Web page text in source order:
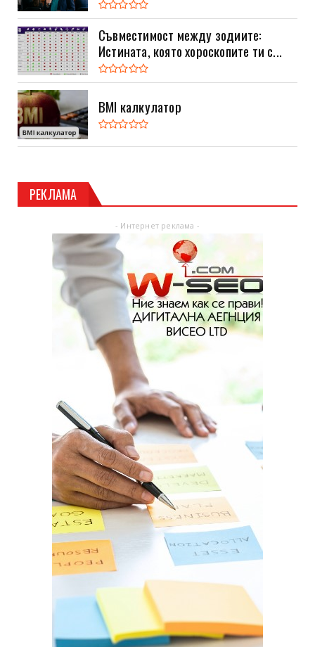
Съвместимост между зодиите:
Истината, която хороскопите ти с...
BMI калкулатор
РЕКЛАМА
- Интернет реклама -